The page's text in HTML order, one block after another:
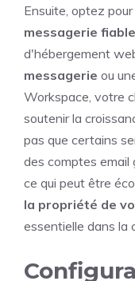
Ensuite, optez pour
messagerie fiable
d'hébergement
messagerie ou
Workspace, votre
soutenir la
pas que certains
des comptes email
ce qui peut être
la propriété de
essentielle dans la